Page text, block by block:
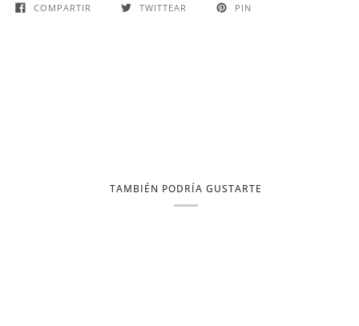
COMPARTIR TWITTEAR PIN
TAMBIÉN PODRÍA GUSTARTE